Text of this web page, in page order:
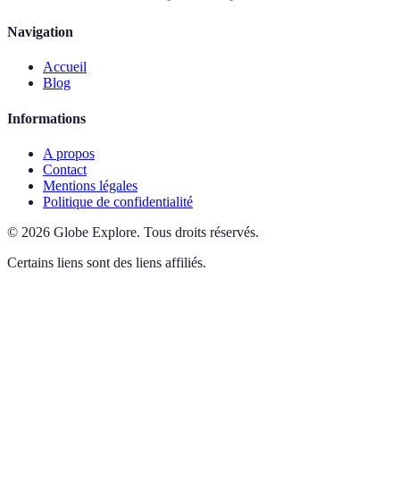
Navigation
Accueil
Blog
Informations
A propos
Contact
Mentions légales
Politique de confidentialité
© 2026 Globe Explore. Tous droits réservés.
Certains liens sont des liens affiliés.